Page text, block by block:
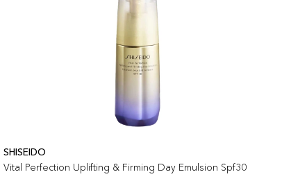
SHISEIDO
Vital Perfection Uplifting & Firming Day Emulsion Spf30